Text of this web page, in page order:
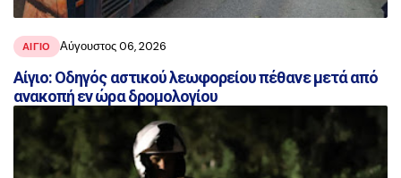
ΑΙΓΙΟ Αύγουστος 06, 2026
Αίγιο: Οδηγός αστικού λεωφορείου πέθανε μετά από
ανακοπή εν ώρα δρομολογίου